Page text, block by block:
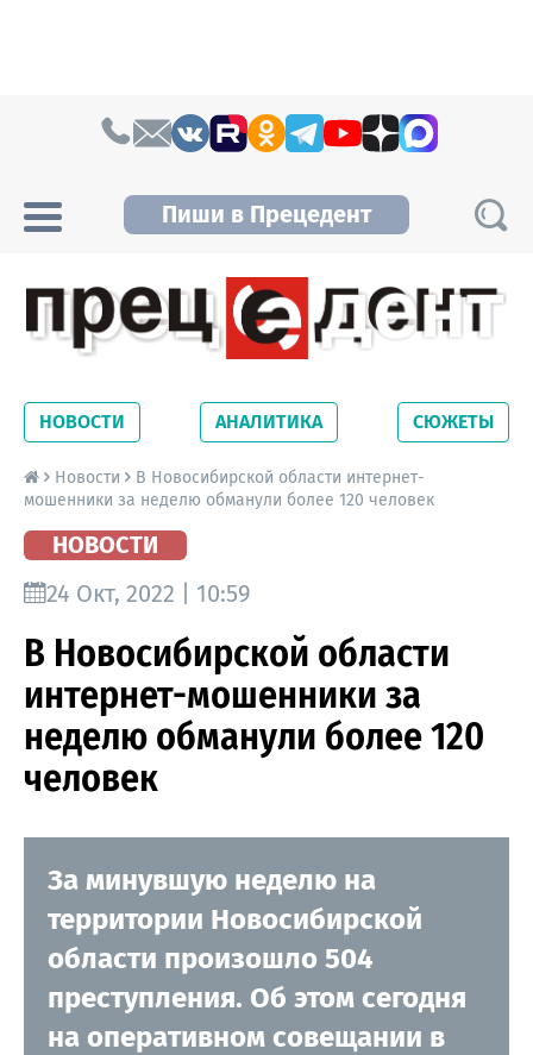
Пиши в Прецедент
Новосибирской области. Читайте свежие
новости на сайте сетевого издания
Precedent.
НОВОСТИ АНАЛИТИКА СЮЖЕТЫ
Новости
В Новосибирской области интернет-
мошенники за неделю обманули более 120 человек
НОВОСТИ
24 Окт, 2022 | 10:59
В Новосибирской области
интернет-мошенники за
неделю обманули более 120
человек
За минувшую неделю на
территории Новосибирской
области произошло 504
преступления. Об этом сегодня
на оперативном совещании в